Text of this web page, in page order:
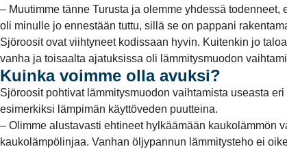
– Muutimme tänne Turusta ja olemme yhdessä
oli minulle jo ennestään tuttu, sillä se on pappani
Sjöroosit ovat viihtyneet kodissaan hyvin. Kuitenkin jo
vanha ja toisaalta ajatuksissa oli lämmitysmuodon
Kuinka voimme olla avuksi?
Sjöroosit pohtivat lämmitysmuodon vaihtamista useasta
esimerkiksi lämpimän käyttöveden puutteina.
– Olimme alustavasti ehtineet hylkäämään kaukolämmön
kaukolämpölinjaa. Vanhan öljypannun lämmitysteho ei